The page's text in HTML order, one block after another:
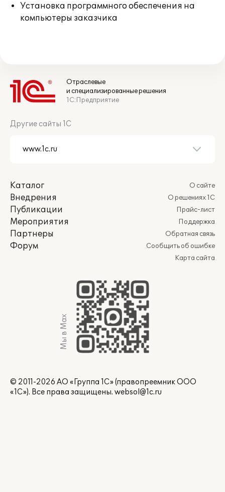
Установка программного обеспечения на
компьютеры заказчика
Отраслевые
и специализированные решения
1С:Предприятие
Другие сайты 1С
Каталог
Внедрения
Публикации
Мероприятия
Партнеры
Форум
О сайте
О решениях 1С
Прайс-лист
Поддержка
Обратная связь
Сообщить об ошибке
Карта сайта
Мы в Max
© 2011-2026 АО «Группа 1С» (правопреемник ООО
«1С»). Все права защищены. websol@1c.ru